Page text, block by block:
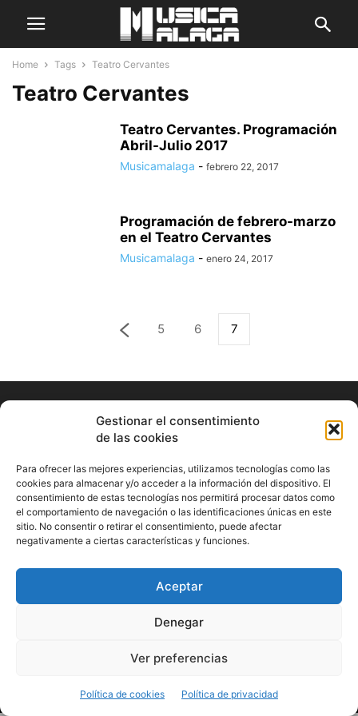
Gestionar el consentimiento
de las cookies
Para ofrecer las mejores experiencias, utilizamos tecnologías como las
cookies para almacenar y/o acceder a la información del dispositivo. El
consentimiento de estas tecnologías nos permitirá procesar datos como
el comportamiento de navegación o las identificaciones únicas en este
sitio. No consentir o retirar el consentimiento, puede afectar
negativamente a ciertas características y funciones.
Aceptar
Denegar
Ver preferencias
Política de cookies Política de privacidad
Home Tags Teatro Cervantes
Teatro Cervantes
Teatro Cervantes. Programación
Abril-Julio 2017
Musicamalaga - febrero 22, 2017
Programación de febrero-marzo
en el Teatro Cervantes
Musicamalaga - enero 24, 2017
5 6 7
ABOUT US
Información Cultural de Málaga y otros de interés general
Contact us:musicamalaga55@gmail.com
FOLLOW US
© Musicamalaga